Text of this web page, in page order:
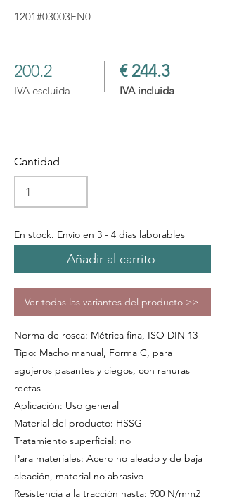
1201#03003EN0
200.2
IVA escluida
€ 244.3
IVA incluida
Cantidad
En stock. Envío en 3 - 4 días laborables
Añadir al carrito
Ver todas las variantes del producto >>
Norma de rosca: Métrica fina, ISO DIN 13
Tipo: Macho manual, Forma C, para
agujeros pasantes y ciegos, con ranuras
rectas
Aplicación: Uso general
Material del producto: HSSG
Tratamiento superficial: no
Para materiales: Acero no aleado y de baja
aleación, material no abrasivo
Resistencia a la tracción hasta: 900 N/mm2